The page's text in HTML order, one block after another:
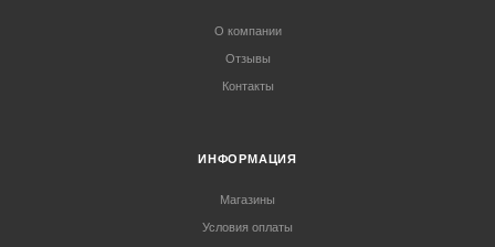
О компании
Отзывы
Контакты
ИНФОРМАЦИЯ
Магазины
Условия оплаты